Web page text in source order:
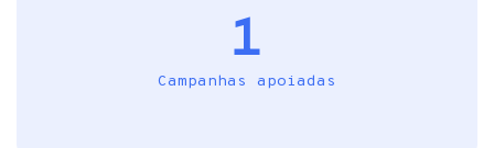
1
Campanhas apoiadas